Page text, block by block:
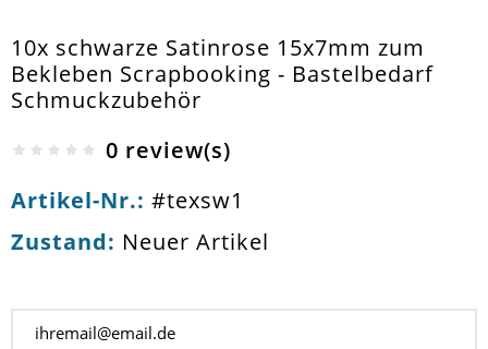
10x schwarze Satinrose 15x7mm zum
Bekleben Scrapbooking - Bastelbedarf
Schmuckzubehör
0 review(s)
Artikel-Nr.: #texsw1
Zustand: Neuer Artikel